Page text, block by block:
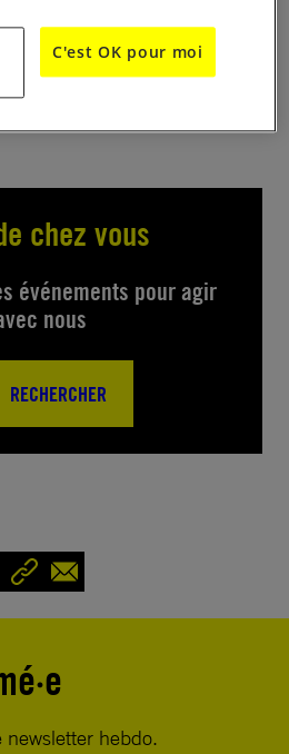
Ouvert à tous ! Venez sur
sans soucis)
chez vous
événements pour agir
nous
RECHERCHER
newsletter hebdo.
C'est OK pour moi